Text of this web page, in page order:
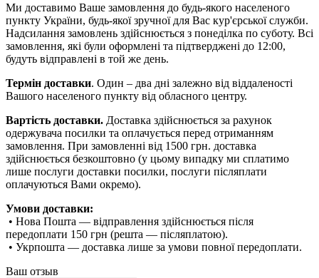
Ми доставимо Ваше замовлення до будь-якого населеного
пункту України, будь-якої зручної для Вас кур'єрської служби.
Надсилання замовлень здійснюється з понеділка по суботу. Всі
замовлення, які були оформлені та підтверджені до 12:00,
будуть відправлені в той же день.
Термін доставки. Один – два дні залежно від віддаленості
Вашого населеного пункту від обласного центру.
Вартість доставки. Доставка здійснюється за рахунок
одержувача посилки та оплачується перед отриманням
замовлення. При замовленні від 1500 грн. доставка
здійснюється безкоштовно (у цьому випадку ми сплатимо
лише послуги доставки посилки, послуги післяплати
оплачуються Вами окремо).
Умови доставки:
• Нова Пошта — відправлення здійснюється після
передоплати 150 грн (решта — післяплатою).
• Укрпошта — доставка лише за умови повної передоплати.
Ваш отзыв